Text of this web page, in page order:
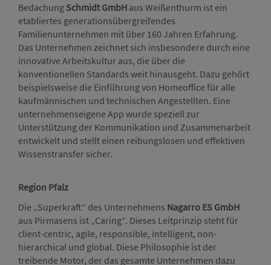
Bedachung Schmidt GmbH aus Weißenthurm ist ein
etabliertes generationsübergreifendes
Familienunternehmen mit über 160 Jahren Erfahrung.
Das Unternehmen zeichnet sich insbesondere durch eine
innovative Arbeitskultur aus, die über die
konventionellen Standards weit hinausgeht. Dazu gehört
beispielsweise die Einführung von Homeoffice für alle
kaufmännischen und technischen Angestellten. Eine
unternehmenseigene App wurde speziell zur
Unterstützung der Kommunikation und Zusammenarbeit
entwickelt und stellt einen reibungslosen und effektiven
Wissenstransfer sicher.
Region Pfalz
Die „Superkraft“ des Unternehmens Nagarro ES GmbH
aus Pirmasens ist „Caring“. Dieses Leitprinzip steht für
client-centric, agile, responsible, intelligent, non-
hierarchical und global. Diese Philosophie ist der
treibende Motor, der das gesamte Unternehmen dazu